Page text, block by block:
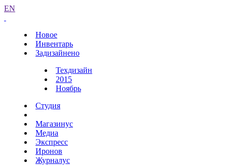
EN
Новое
Инвентарь
Задизайнено
Техдизайн
2015
Ноябрь
Студия
Магазинус
Медиа
Экспресс
Иронов
Журналус